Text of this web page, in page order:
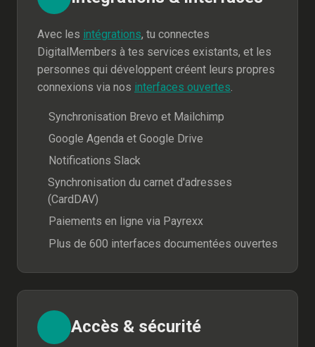
Avec les intégrations, tu connectes
DigitalMembers à tes services existants, et les
personnes qui développent créent leurs propres
connexions via nos interfaces ouvertes.
Synchronisation Brevo et Mailchimp
Google Agenda et Google Drive
Notifications Slack
Synchronisation du carnet d'adresses
(CardDAV)
Paiements en ligne via Payrexx
Plus de 600 interfaces documentées ouvertes
Accès & sécurité